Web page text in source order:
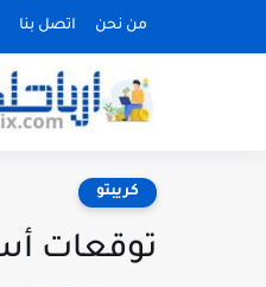
من نحن اتصل بنا
كريبتو